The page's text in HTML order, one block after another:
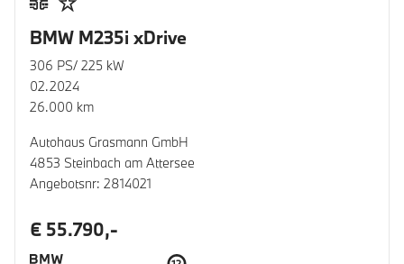
BMW M235i xDrive
306 PS/ 225 kW
02.2024
26.000 km
Autohaus Grasmann GmbH
4853 Steinbach am Attersee
Angebotsnr: 2814021
€ 55.790,-